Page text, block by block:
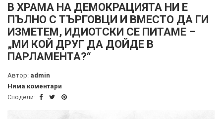
В ХРАМА НА ДЕМОКРАЦИЯТА НИ Е
ПЪЛНО С ТЪРГОВЦИ И ВМЕСТО ДА ГИ
ИЗМЕТЕМ, ИДИОТСКИ СЕ ПИТАМЕ –
„МИ КОЙ ДРУГ ДА ДОЙДЕ В
ПАРЛАМЕНТА?“
Автор: admin
Няма коментари
Сподели: